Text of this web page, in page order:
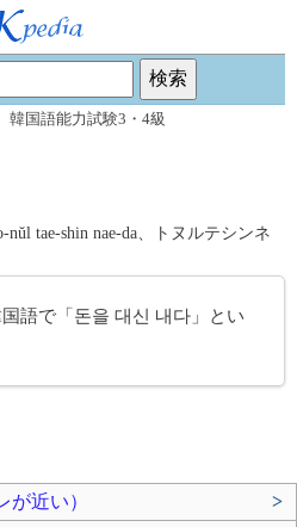
韓国語能力試験3・4級
tae-shin nae-da、トヌルテシンネ
語で「돈을 대신 내다」とい
が近い）
>